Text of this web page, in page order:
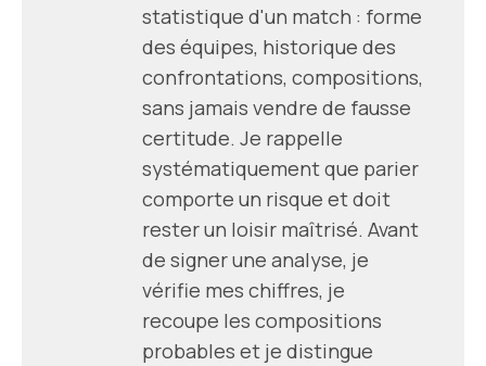
statistique d'un match : forme
des équipes, historique des
confrontations, compositions,
sans jamais vendre de fausse
certitude. Je rappelle
systématiquement que parier
comporte un risque et doit
rester un loisir maîtrisé. Avant
de signer une analyse, je
vérifie mes chiffres, je
recoupe les compositions
probables et je distingue